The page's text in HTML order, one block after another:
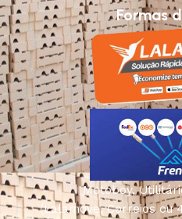
Formas
Motoboy,
(Lalamove, Correios ou